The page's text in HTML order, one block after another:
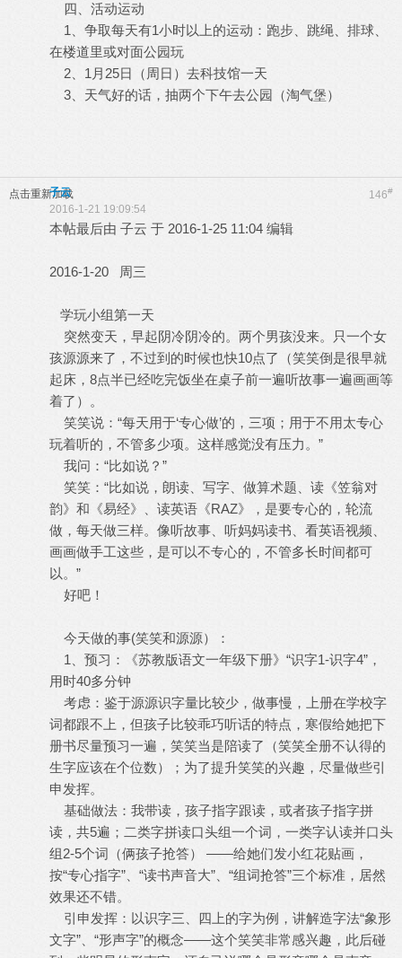
四、活动运动
1、争取每天有1小时以上的运动：跑步、跳绳、排球、
在楼道里或对面公园玩
2、1月25日（周日）去科技馆一天
3、天气好的话，抽两个下午去公园（淘气堡）
点击重新加载 146#
子云
2016-1-21 19:09:54
本帖最后由 子云 于 2016-1-25 11:04 编辑
2016-1-20 周三
学玩小组第一天
突然变天，早起阴冷阴冷的。两个男孩没来。只一个女
孩源源来了，不过到的时候也快10点了（笑笑倒是很早就
起床，8点半已经吃完饭坐在桌子前一遍听故事一遍画画等
着了）。
笑笑说：“每天用于‘专心做’的，三项；用于不用太专心
玩着听的，不管多少项。这样感觉没有压力。”
我问：“比如说？”
笑笑：“比如说，朗读、写字、做算术题、读《笠翁对
韵》和《易经》、读英语《RAZ》，是要专心的，轮流
做，每天做三样。像听故事、听妈妈读书、看英语视频、
画画做手工这些，是可以不专心的，不管多长时间都可
以。”
好吧！
今天做的事(笑笑和源源）：
1、预习：《苏教版语文一年级下册》“识字1-识字4”，
用时40多分钟
考虑：鉴于源源识字量比较少，做事慢，上册在学校字
词都跟不上，但孩子比较乖巧听话的特点，寒假给她把下
册书尽量预习一遍，笑笑当是陪读了（笑笑全册不认得的
生字应该在个位数）；为了提升笑笑的兴趣，尽量做些引
申发挥。
基础做法：我带读，孩子指字跟读，或者孩子指字拼
读，共5遍；二类字拼读口头组一个词，一类字认读并口头
组2-5个词（俩孩子抢答） ——给她们发小红花贴画，
按“专心指字”、“读书声音大”、“组词抢答”三个标准，居然
效果还不错。
引申发挥：以识字三、四上的字为例，讲解造字法“象形
文字”、“形声字”的概念——这个笑笑非常感兴趣，此后碰